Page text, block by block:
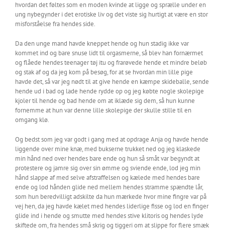
hvordan det føltes som en moden kvinde at ligge og sprælle under en
ung nybegynder i det erotiske liv og det viste sig hurtigt at være en stor
misforståelse fra hendes side.
Da den unge mand havde kneppet hende og hun stadig ikke var
kommet ind og bare snuse lidt til orgasmerne, så blev han fornærmet
og flåede hendes teenager tøj itu og frarøvede hende et mindre beløb
og stak af og da jeg kom på besøg, for at se hvordan min lille pige
havde det, så var jeg nødt til at give hende en kæmpe skideballe, sende
hende ud i bad og lade hende rydde op og jeg købte nogle skolepige
kjoler til hende og bad hende om at iklæde sig dem, så hun kunne
fornemme at hun var denne lille skolepige der skulle stille til en
omgang klø.
Og bedst som jeg var godt i gang med at opdrage Anja og havde hende
liggende over mine knæ, med bukserne trukket ned og jeg klaskede
min hånd ned over hendes bare ende og hun så småt var begyndt at
protestere og jamre sig over sin ømme og sviende ende, lod jeg min
hånd slappe af med selve afstraffelsen og kælede med hendes bare
ende og lod hånden glide ned mellem hendes stramme spændte lår,
som hun beredvilligt adskilte da hun mærkede hvor mine fingre var på
vej hen, da jeg havde kælet med hendes liderlige fisse og lod en finger
glide ind i hende og smutte med hendes stive klitoris og hendes lyde
skiftede om, fra hendes små skrig og tiggeri om at slippe for flere smæk